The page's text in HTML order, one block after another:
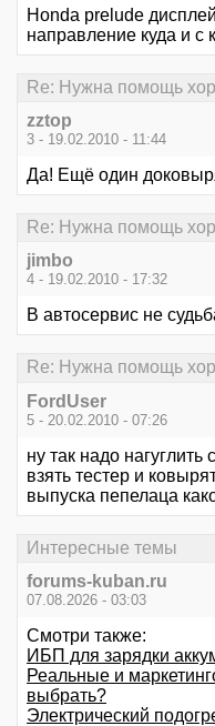
Honda prelude
направление куда и с
Re: Нужна помощь
zztop
3 - 19.02.2010 - 11:44
Да! Ещё один
Re: Нужна помощь
jimbo
4 - 19.02.2010 - 17:32
В автосервис не
Re: Нужна помощь
FordUser
5 - 20.02.2010 - 07:26
ну так надо
взять тестер и
выпуска пепелаца
Интересные темы
forums-kuban.ru
07.08.2026 - 03:03
Смотри также:
ИБП для зарядки
Реальные и
выбрать?
Электрический